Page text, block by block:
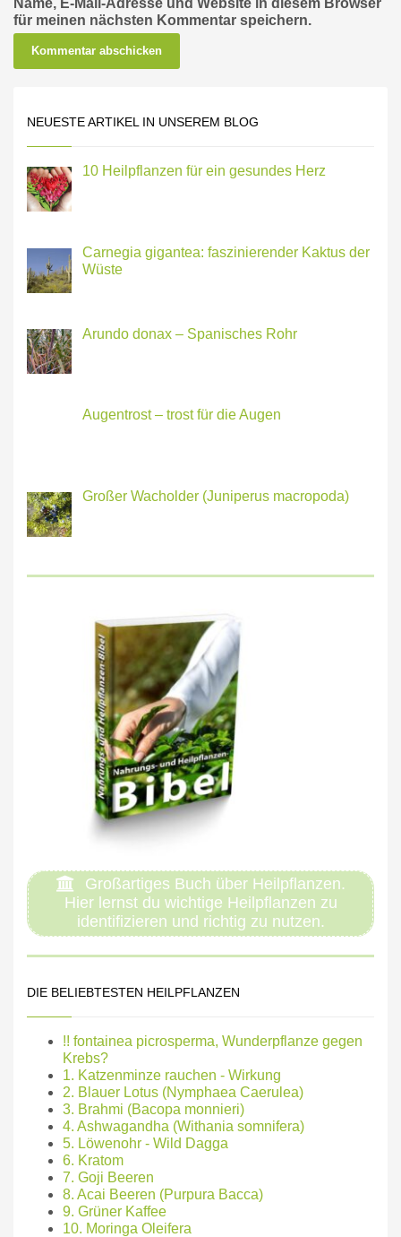
Name, E-Mail-Adresse und Website in diesem Browser
für meinen nächsten Kommentar speichern.
NEUESTE ARTIKEL IN UNSEREM BLOG
10 Heilpflanzen für ein gesundes Herz
Carnegia gigantea: faszinierender Kaktus der
Wüste
Arundo donax – Spanisches Rohr
Augentrost – trost für die Augen
Großer Wacholder (Juniperus macropoda)
Großartiges Buch über Heilpflanzen.
Hier lernst du wichtige Heilpflanzen zu
identifizieren und richtig zu nutzen.
DIE BELIEBTESTEN HEILPFLANZEN
!! fontainea picrosperma, Wunderpflanze gegen
Krebs?
1. Katzenminze rauchen - Wirkung
2. Blauer Lotus (Nymphaea Caerulea)
3. Brahmi (Bacopa monnieri)
4. Ashwagandha (Withania somnifera)
5. Löwenohr - Wild Dagga
6. Kratom
7. Goji Beeren
8. Acai Beeren (Purpura Bacca)
9. Grüner Kaffee
10. Moringa Oleifera